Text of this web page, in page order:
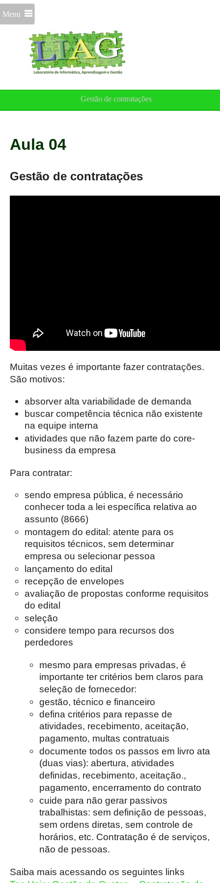
Menu
Gestão de contratações
Aula 04
Gestão de contratações
Muitas vezes é importante fazer contratações.
São motivos:
absorver alta variabilidade de demanda
buscar competência técnica não existente
na equipe interna
atividades que não fazem parte do core-
business da empresa
Para contratar:
sendo empresa pública, é necessário
conhecer toda a lei específica relativa ao
assunto (8666)
montagem do edital: atente para os
requisitos técnicos, sem determinar
empresa ou selecionar pessoa
lançamento do edital
recepção de envelopes
avaliação de propostas conforme requisitos
do edital
seleção
considere tempo para recursos dos
perdedores
mesmo para empresas privadas, é
importante ter critérios bem claros para
seleção de fornecedor:
gestão, técnico e financeiro
defina critérios para repasse de
atividades, recebimento, aceitação,
pagamento, multas contratuais
documente todos os passos em livro ata
(duas vias): abertura, atividades
definidas, recebimento, aceitação.,
pagamento, encerramento do contrato
cuide para não gerar passivos
trabalhistas: sem definição de pessoas,
sem ordens diretas, sem controle de
horários, etc. Contratação é de serviços,
não de pessoas.
Saiba mais acessando os seguintes links